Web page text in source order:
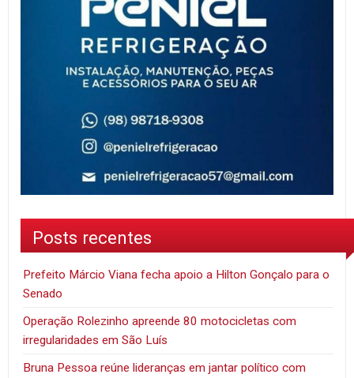
Posts recentes
Prefeito Márcio Viana fecha apoio a Hilton Gonçalo para o
Senado
Operação Rolezinho apreende 80 motocicletas com
irregularidades em São Luís
Bruna Pessoa reúne lideranças em jantar político com